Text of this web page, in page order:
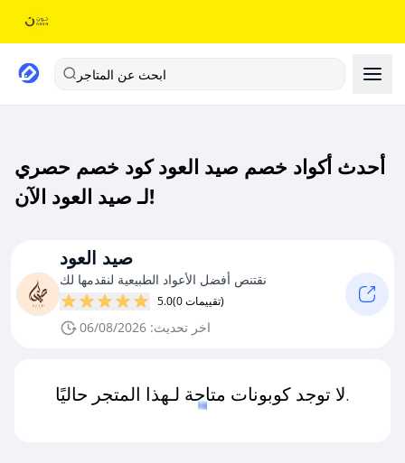
ابحث عن المتاجر
أحدث أكواد خصم صيد العود كود خصم حصري
لـ صيد العود الآن!
صيد العود
نقتنص أفضل الأعواد الطبيعية لنقدمها لك
5.0 (0 تقييمات)
اخر تحديث: 06/08/2026
لا توجد كوبونات متاحة لـهذا المتجر حاليًا.